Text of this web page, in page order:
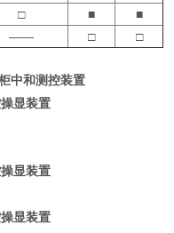
□ ■
■
—— □
□
关柜中和测控装置